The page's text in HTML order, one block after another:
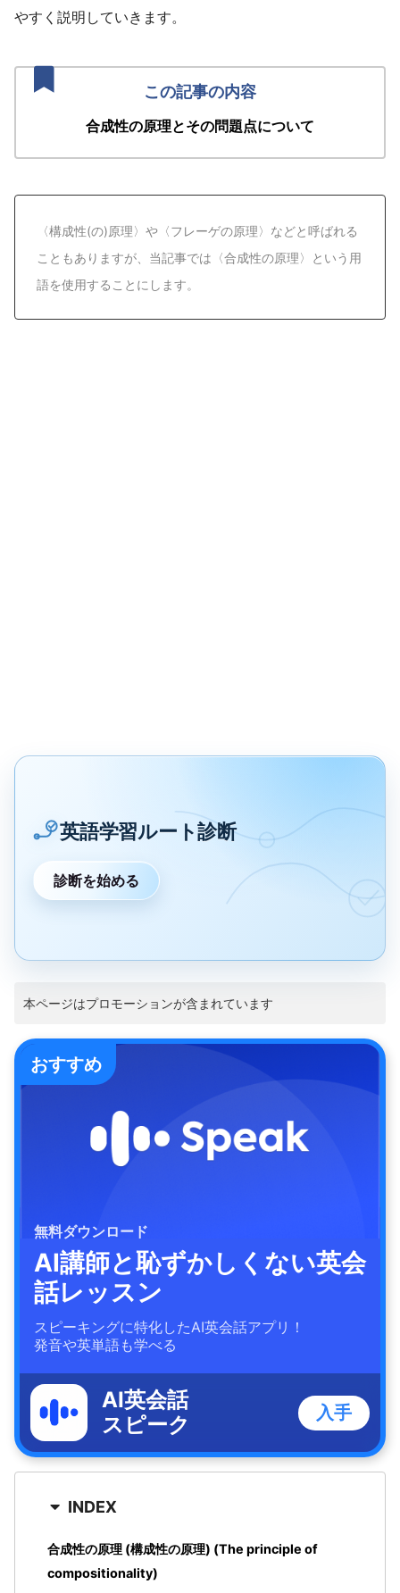
やすく説明していきます。
合成性の原理とその問題点について
〈構成性(の)原理〉や〈フレーゲの原理〉などと呼ばれる
こともありますが、当記事では〈合成性の原理〉という用
語を使用することにします。
英語学習ルート診断
診断を始める
本ページはプロモーションが含まれています
おすすめ
無料ダウンロード
AI講師と恥ずかしくない英会
話レッスン
スピーキングに特化したAI英会話アプリ！
発音や英単語も学べる
AI英会話
スピーク
入手
INDEX
合成性の原理 (構成性の原理) (The principle of
compositionality)